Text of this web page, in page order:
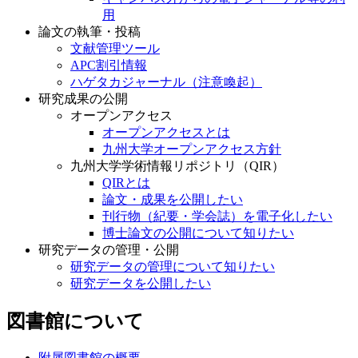
用
論文の執筆・投稿
文献管理ツール
APC割引情報
ハゲタカジャーナル（注意喚起）
研究成果の公開
オープンアクセス
オープンアクセスとは
九州大学オープンアクセス方針
九州大学学術情報リポジトリ（QIR）
QIRとは
論文・成果を公開したい
刊行物（紀要・学会誌）を電子化したい
博士論文の公開について知りたい
研究データの管理・公開
研究データの管理について知りたい
研究データを公開したい
図書館について